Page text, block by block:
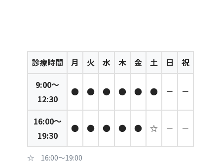
診療時間 月 火 水 木 金 土 日
祝
9:00～
12:30
● ● ● ● ● ● － －
16:00～
19:30
● ● ● ● ● ☆ － －
☆ 16:00～19:00